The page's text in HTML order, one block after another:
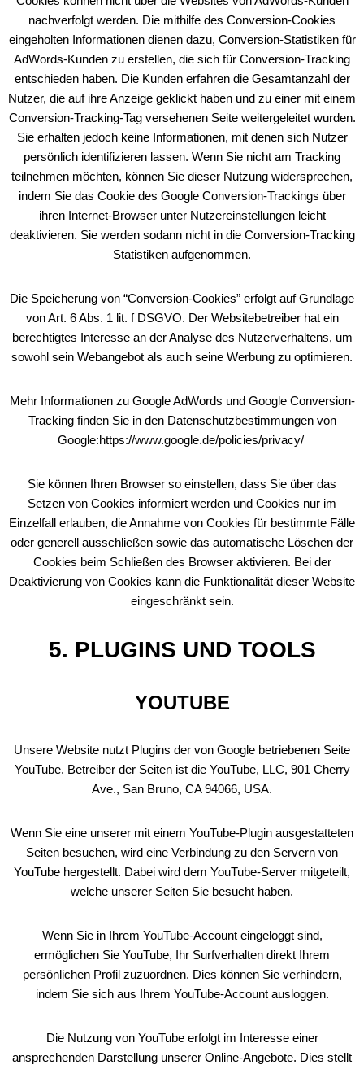
nachverfolgt werden. Die mithilfe des Conversion-Cookies
eingeholten Informationen dienen dazu, Conversion-Statistiken für
AdWords-Kunden zu erstellen, die sich für Conversion-Tracking
entschieden haben. Die Kunden erfahren die Gesamtanzahl der
Nutzer, die auf ihre Anzeige geklickt haben und zu einer mit einem
Conversion-Tracking-Tag versehenen Seite weitergeleitet wurden.
Sie erhalten jedoch keine Informationen, mit denen sich Nutzer
persönlich identifizieren lassen. Wenn Sie nicht am Tracking
teilnehmen möchten, können Sie dieser Nutzung widersprechen,
indem Sie das Cookie des Google Conversion-Trackings über
ihren Internet-Browser unter Nutzereinstellungen leicht
deaktivieren. Sie werden sodann nicht in die Conversion-Tracking
Statistiken aufgenommen.
Die Speicherung von “Conversion-Cookies” erfolgt auf Grundlage
von Art. 6 Abs. 1 lit. f DSGVO. Der Websitebetreiber hat ein
berechtigtes Interesse an der Analyse des Nutzerverhaltens, um
sowohl sein Webangebot als auch seine Werbung zu optimieren.
Mehr Informationen zu Google AdWords und Google Conversion-
Tracking finden Sie in den Datenschutzbestimmungen von
Google:https://www.google.de/policies/privacy/
Sie können Ihren Browser so einstellen, dass Sie über das
Setzen von Cookies informiert werden und Cookies nur im
Einzelfall erlauben, die Annahme von Cookies für bestimmte Fälle
oder generell ausschließen sowie das automatische Löschen der
Cookies beim Schließen des Browser aktivieren. Bei der
Deaktivierung von Cookies kann die Funktionalität dieser Website
eingeschränkt sein.
5. PLUGINS UND TOOLS
YOUTUBE
Unsere Website nutzt Plugins der von Google betriebenen Seite
YouTube. Betreiber der Seiten ist die YouTube, LLC, 901 Cherry
Ave., San Bruno, CA 94066, USA.
Wenn Sie eine unserer mit einem YouTube-Plugin ausgestatteten
Seiten besuchen, wird eine Verbindung zu den Servern von
YouTube hergestellt. Dabei wird dem YouTube-Server mitgeteilt,
welche unserer Seiten Sie besucht haben.
Wenn Sie in Ihrem YouTube-Account eingeloggt sind,
ermöglichen Sie YouTube, Ihr Surfverhalten direkt Ihrem
persönlichen Profil zuzuordnen. Dies können Sie verhindern,
indem Sie sich aus Ihrem YouTube-Account ausloggen.
Die Nutzung von YouTube erfolgt im Interesse einer
ansprechenden Darstellung unserer Online-Angebote. Dies stellt